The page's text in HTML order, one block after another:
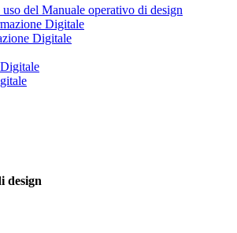
del Manuale operativo di design
Digitale
design